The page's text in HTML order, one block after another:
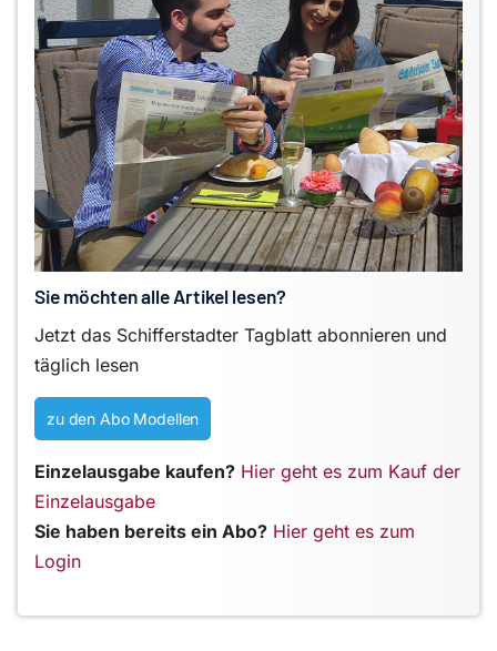
Sie möchten alle Artikel lesen?
Jetzt das Schifferstadter Tagblatt abonnieren und
täglich lesen
zu den Abo Modellen
Einzelausgabe kaufen? Hier geht es zum Kauf der
Einzelausgabe
Sie haben bereits ein Abo? Hier geht es zum
Login